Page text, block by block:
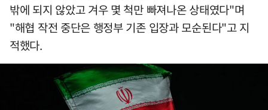
밖에 되지 않았고 겨우 몇 척만 빠져나온 상태였다"며
"해협 작전 중단은 행정부 기존 입장과 모순된다"고 지
적했다.